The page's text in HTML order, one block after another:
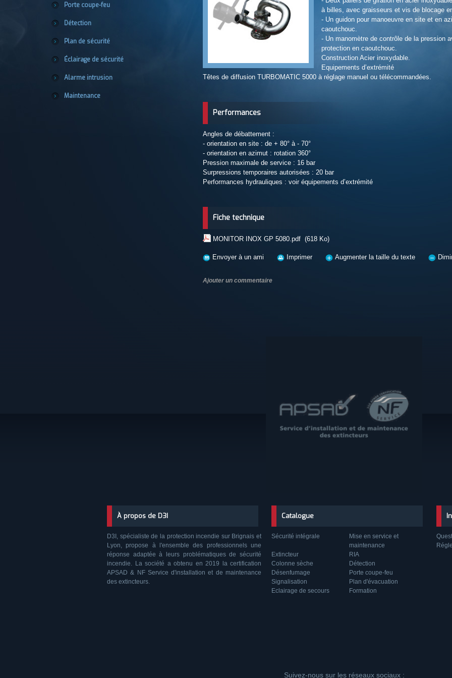
Porte coupe-feu
Détection
Plan de sécurité
Éclairage de sécurité
Alarme intrusion
Maintenance
à billes, avec graisseurs et vis de blocage
- Un guidon pour manoeuvre en site et en
caoutchouc.
- Un manomètre de contrôle de la pression
protection en caoutchouc.
Construction Acier inoxydable.
Equipements d’extrémité
Têtes de diffusion TURBOMATIC 5000 à réglage manuel ou télécommandées.
Performances
Angles de débattement :
- orientation en site : de + 80° à - 70°
- orientation en azimut : rotation 360°
Pression maximale de service : 16 bar
Surpressions temporaires autorisées : 20 bar
Performances hydrauliques : voir équipements d’extrémité
Fiche technique
MONITOR INOX GP 5080.pdf (618 Ko)
Envoyer à un ami Imprimer Augmenter la taille du texte
Ajouter un commentaire
À propos de D3I
D3I, spécialiste de la protection incendie sur Brignais et
Lyon, propose à l'ensemble des professionnels une
réponse adaptée à leurs problématiques de sécurité
incendie. La société a obtenu en 2019 la certification
APSAD & NF Service d'installation et de maintenance
des extincteurs.
Catalogue
Sécurité intégrale
Mise en service et
maintenance
Extincteur
RIA
Colonne sèche
Détection
Désenfumage
Porte coupe-feu
Signalisation
Plan d'évacuation
Eclairage de secours
Formation
Suivez-nous sur les réseaux sociaux :